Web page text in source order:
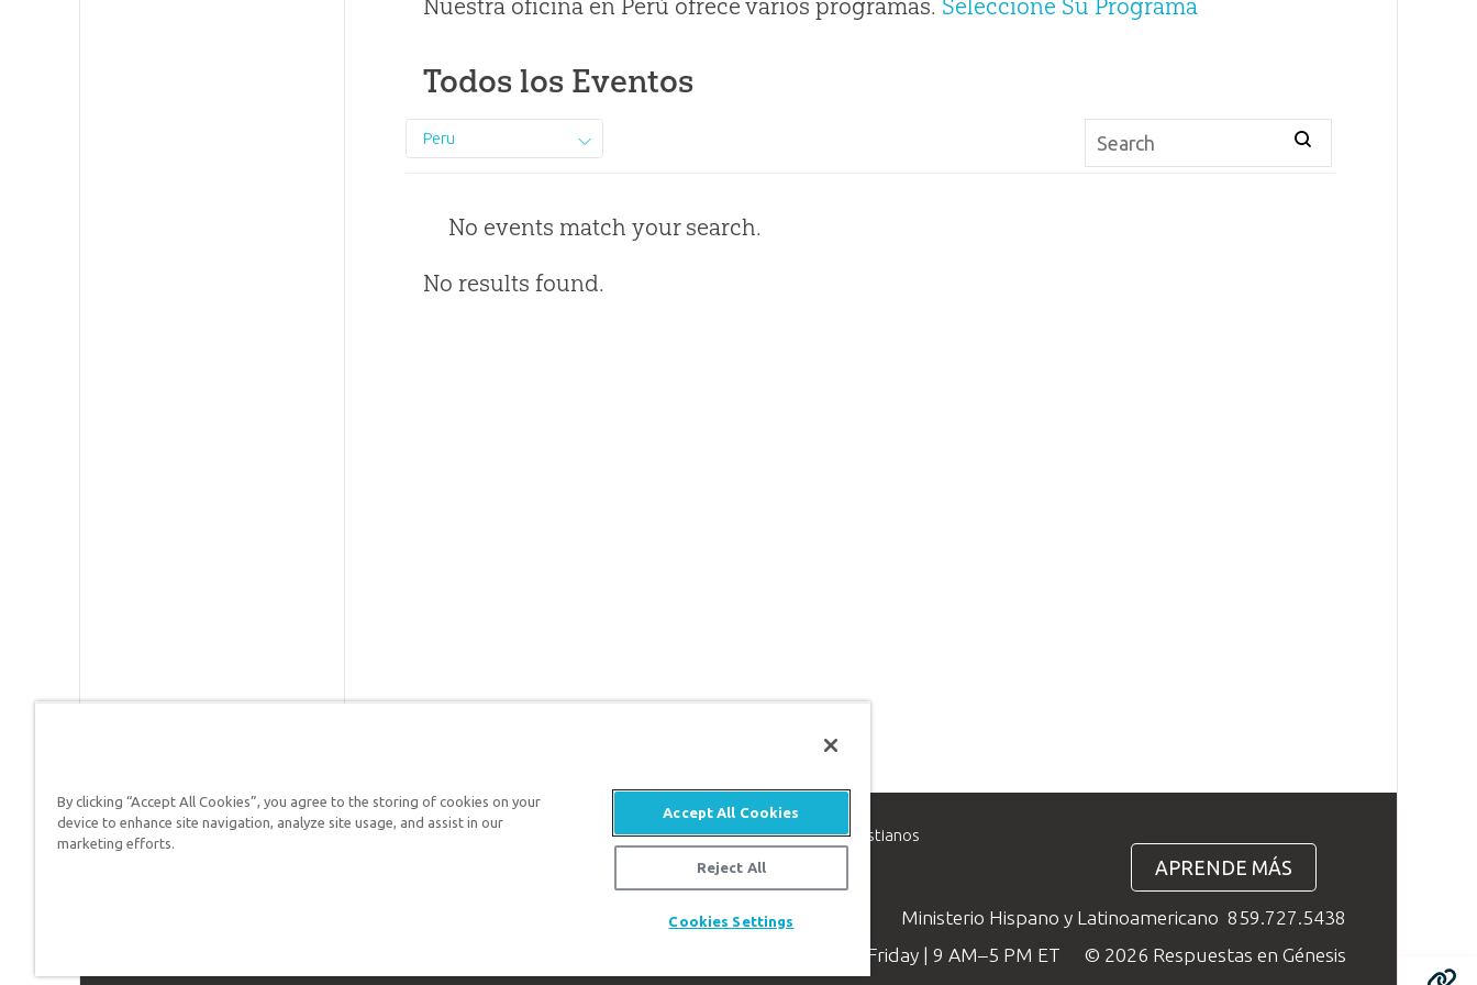
Nuestra oficina en Perú ofrece varios programas. Seleccione Su Programa
Todos los Eventos
Peru
No events match your search.
No results found.
Respuestas en Génesis es un ministerio de apologética, dedicado a ayudar a los cristianos
defender su fe y proclamar el evangelio de Jesucristo.
APRENDE MÁS
Ministerio Hispano y Latinoamericano 859.727.5438
Available Monday–Friday | 9 AM–5 PM ET
© 2026 Respuestas en Génesis
By clicking “Accept All Cookies”, you agree to the storing of cookies on your
device to enhance site navigation, analyze site usage, and assist in our
marketing efforts.
Accept All Cookies
Reject All
Cookies Settings